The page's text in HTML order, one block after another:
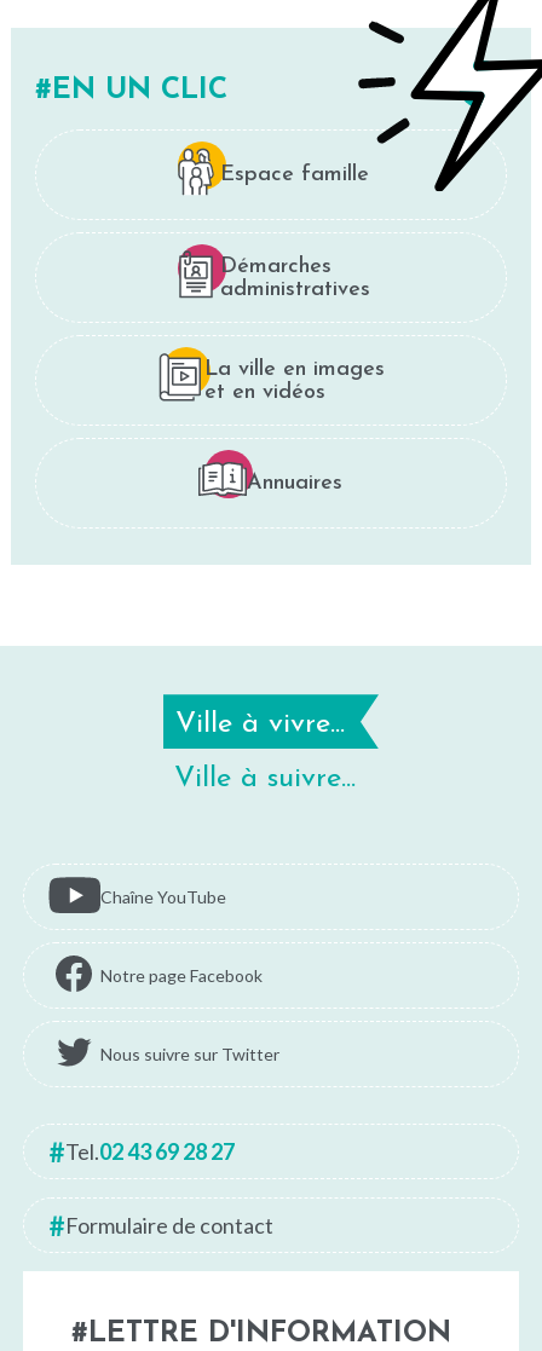
EN UN CLIC
Espace famille
Démarches
administratives
La ville en images
et en vidéos
Annuaires
Ville à vivre...
Ville à suivre...
Chaîne YouTube
Notre page Facebook
Nous suivre sur Twitter
Tel.02 43 69 28 27
Formulaire de contact
LETTRE D'INFORMATION